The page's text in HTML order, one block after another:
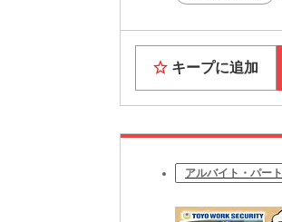
キープに追加
アルバイト・パート